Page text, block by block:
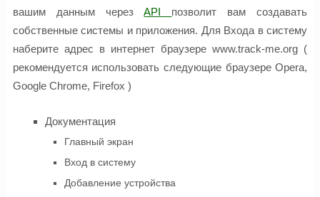
вашим данным черезAPI позволит вам создавать
собственные системы и приложения. Для Входа в систему
наберите адрес в интернет браузере www.track-me.org (
рекомендуется использовать следующие браузере Opera,
Google Chrome, Firefox )
Документация
Главный экран
Вход в систему
Добавление устройства